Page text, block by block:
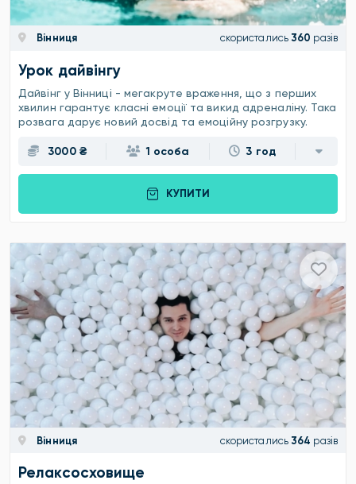
Вінниця скористались 360 разів
Урок дайвінгу
Дайвінг у Вінниці - мегакруте враження, що з перших
хвилин гарантує класні емоції та викид адреналіну. Така
розвага дарує новий досвід та емоційну розгрузку.
3000 ₴ 1 особа 3 год
КУПИТИ
Вінниця скористались 364 разів
Релаксосховище